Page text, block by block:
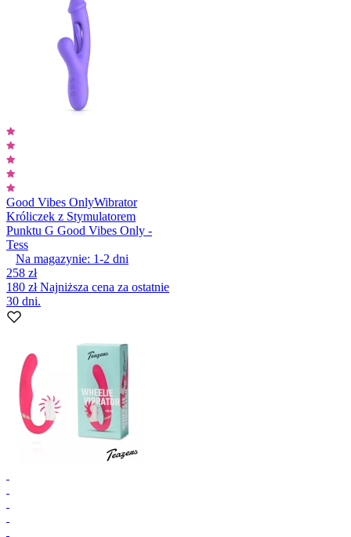
Good Vibes OnlyWibrator
Króliczek z Stymulatorem
Punktu G Good Vibes Only -
Tess
Na magazynie: 1-2 dni
258 zł
180 złNajniższa cena za ostatnie
30 dni.